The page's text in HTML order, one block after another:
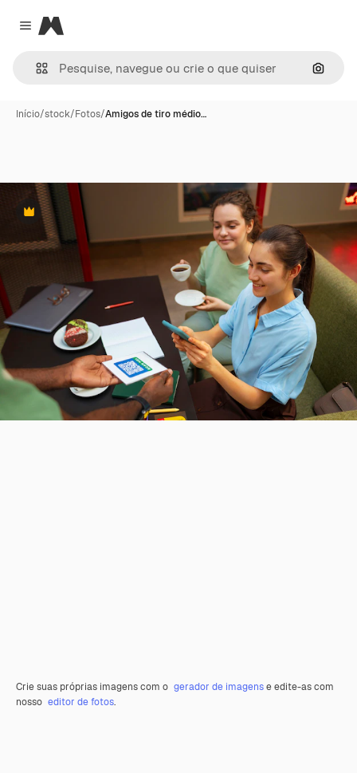
Close menu
Magnific
Início/stock/Fotos/Amigos de tiro médio…
Premium
Crie suas próprias imagens com o gerador de imagense edite-as com
nosso editor de fotos.